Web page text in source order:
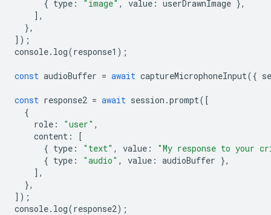
{ type : "image" , value : userDrawnImage },
],
},
]);
console. log(response1 );
const audioBuffer = await captureMicrophoneInput({
const response2 = await session .prompt([
{
role : "user" ,
content :
[
{ type : "text" , value :
"My response to your
{ type : "audio" , value : audioBuffer },
],
},
]);
console. log(response2);